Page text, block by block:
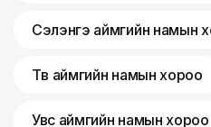
Сэлэнгэ аймгийн намын
Төв аймгийн намын хороо
Увс аймгийн намын хороо